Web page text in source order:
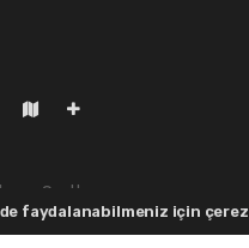
faydalanabilmeniz için
Şartları
İhbar